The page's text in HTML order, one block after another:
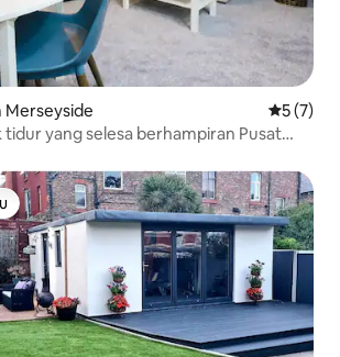
5 (7)
tidur yang selesa berhampiran Pusat